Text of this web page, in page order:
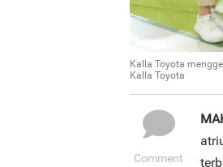
Kalla Toyota
Kalla Toyota
Comment